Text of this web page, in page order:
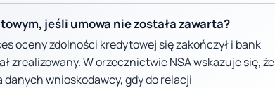
jeśli umowa nie została zawarta?
oceny zdolności kredytowej się zakończył i bank
zrealizowany. W orzecznictwie NSA wskazuje się, że
wnioskodawcy, gdy do relacji